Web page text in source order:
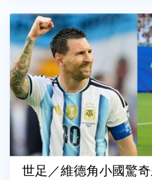
世足／維德角小國驚